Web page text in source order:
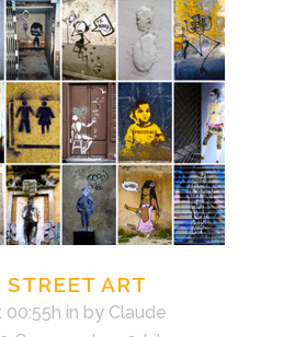
STREET ART
00:55h in by Claude